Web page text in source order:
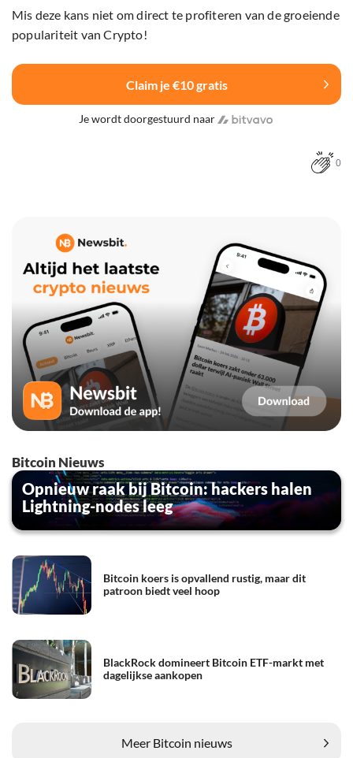
Mis deze kans niet om direct te profiteren van de groeiende
populariteit van Crypto!
Claim je €10 gratis
Je wordt doorgestuurd naar
0
Bitcoin Nieuws
Opnieuw raak bij Bitcoin: hackers halen
Lightning-nodes leeg
Bitcoin koers is opvallend rustig, maar dit
patroon biedt veel hoop
BlackRock domineert Bitcoin ETF-markt met
dagelijkse aankopen
Meer Bitcoin nieuws